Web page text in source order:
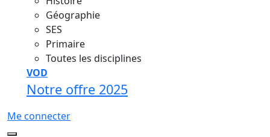
Géographie
SES
Primaire
Toutes les disciplines
VOD
Notre offre 2025
Me connecter